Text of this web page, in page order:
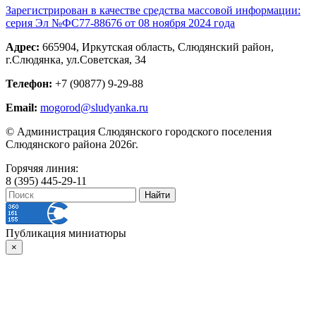
Зарегистрирован в качестве средства массовой информации:
серия Эл №ФС77-88676 от 08 ноября 2024 года
Адрес: 665904, Иркутская область, Слюдянский район,
г.Слюдянка, ул.Советская, 34
Телефон: +7 (90877) 9-29-88
Email: mogorod@sludyanka.ru
© Администрация Слюдянского городского поселения
Слюдянского района 2026г.
Горячяя линия:
8 (395) 445-29-11
Публикация миниатюры
×